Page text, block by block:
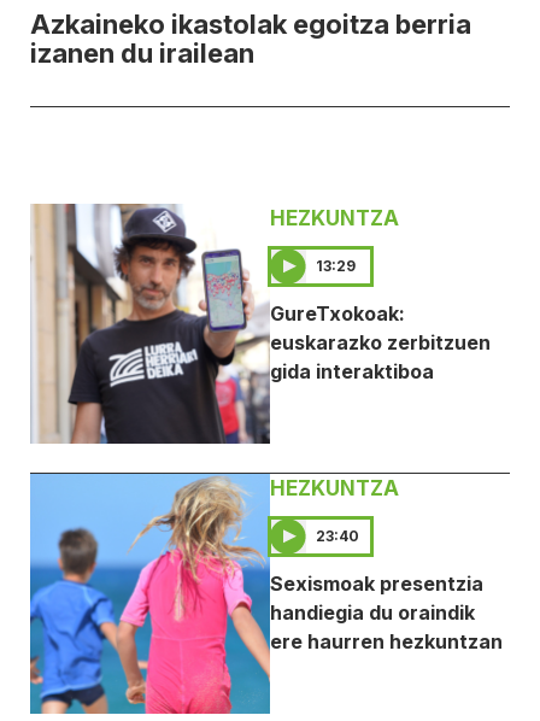
Azkaineko ikastolak egoitza berria
izanen du irailean
HEZKUNTZA
13:29
GureTxokoak:
euskarazko zerbitzuen
gida interaktiboa
HEZKUNTZA
23:40
Sexismoak presentzia
handiegia du oraindik
ere haurren hezkuntzan